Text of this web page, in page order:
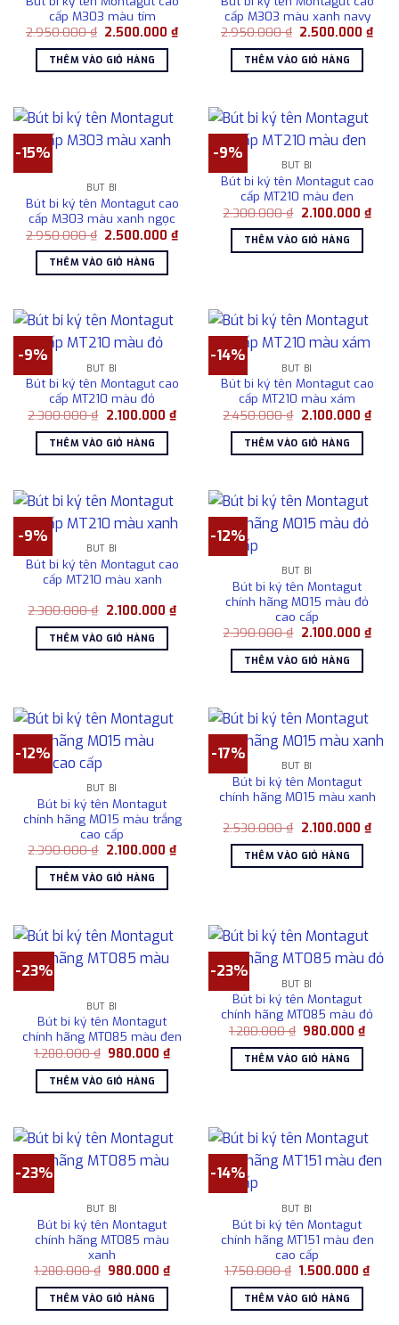
cấp M303 màu tím
2.950.000₫ Giá
là:
2.950.000 ₫.
2.500.000₫Giá
hiện
2.500.000 ₫.
THÊM VÀO GIỎ HÀNG
cấp M303 màu xanh navy
2.950.000₫ Giá
là:
2.950.000 ₫.
2.500.000₫Giá
hiện
THÊM VÀO GIỎ HÀNG
-15%
BÚT BI
Bút bi ký tên Montagut cao
cấp M303 màu xanh ngọc
2.950.000₫ Giá
là:
2.950.000 ₫.
2.500.000₫Giá
hiện
THÊM VÀO GIỎ HÀNG
-9%
BÚT BI
Bút bi ký tên Montagut cao
cấp MT210 màu đen
2.300.000₫ Giá
là:
2.300.000 ₫.
2.100.000 ₫Giá
hiện
THÊM VÀO GIỎ HÀNG
-9%
BÚT BI
Bút bi ký tên Montagut cao
cấp MT210 màu đỏ
2.300.000₫ Giá
là:
2.300.000 ₫.
2.100.000 ₫Giá
hiện
2.100.000 ₫.
THÊM VÀO GIỎ HÀNG
-14%
BÚT BI
Bút bi ký tên Montagut cao
cấp MT210 màu xám
2.450.000₫ Giá
là:
2.450.000 ₫.
2.100.000 ₫Giá
hiện
THÊM VÀO GIỎ HÀNG
-9%
BÚT BI
Bút bi ký tên Montagut cao
cấp MT210 màu xanh
2.300.000₫ Giá
là:
2.300.000 ₫.
2.100.000 ₫Giá
hiện
2.100.000 ₫.
THÊM VÀO GIỎ HÀNG
-12%
BÚT BI
Bút bi ký tên Montagut
chính hãng M015 màu đỏ
cao cấp
2.390.000₫ Giá
là:
2.390.000 ₫.
2.100.000 ₫Giá
hiện
THÊM VÀO GIỎ HÀNG
-12%
BÚT BI
Bút bi ký tên Montagut
chính hãng M015 màu trắng
cao cấp
2.390.000₫ Giá
là:
2.390.000 ₫.
2.100.000 ₫Giá
THÊM VÀO GIỎ HÀNG
-17%
BÚT BI
Bút bi ký tên Montagut
chính hãng M015 màu xanh
2.530.000₫ Giá
là:
2.530.000 ₫.
2.100.000 ₫Giá
THÊM VÀO GIỎ HÀNG
-23%
BÚT BI
Bút bi ký tên Montagut
chính hãng MT085 màu đen
1.280.000₫ Giá
là:
1.280.000 ₫.
980.000₫Giá
hiện
THÊM VÀO GIỎ HÀNG
-23%
BÚT BI
Bút bi ký tên Montagut
chính hãng MT085 màu đỏ
1.280.000₫ Giá
là:
1.280.000 ₫.
980.000₫Giá
hiện
THÊM VÀO GIỎ HÀNG
-23%
BÚT BI
Bút bi ký tên Montagut
chính hãng MT085 màu
xanh
1.280.000₫ Giá
là:
1.280.000 ₫.
980.000₫Giá
hiện
980.000 ₫.
THÊM VÀO GIỎ HÀNG
-14%
BÚT BI
Bút bi ký tên Montagut
chính hãng MT151 màu đen
cao cấp
1.750.000₫ Giá
là:
1.750.000 ₫.
1.500.000₫Giá
hiện
THÊM VÀO GIỎ HÀNG